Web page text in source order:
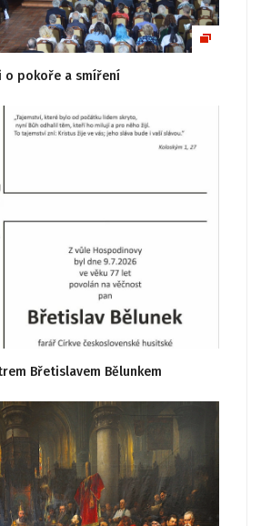
o pokoře a smíření
Břetislavem Bělunkem